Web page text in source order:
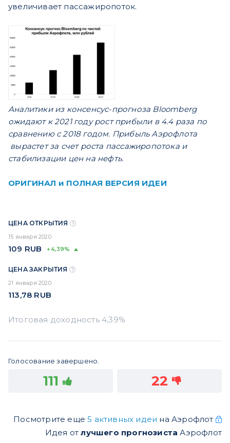
увеличивает пассажиропоток.
Аналитики из консенсус-прогноза Bloomberg
ожидают к 2021 году рост прибыли в 4.4 раза по
сравнению с 2018 годом. Прибыль Аэрофлота
вырастет за счет роста пассажиропотока и
стабилизации цен на нефть.
ОРИГИНАЛ и ПОЛНАЯ ВЕРСИЯ ИДЕИ
ЦЕНА ОТКРЫТИЯ
15 января 2020
109 RUB +4,39%
ЦЕНА ЗАКРЫТИЯ
21 января 2020
113,78 RUB
Голосование завершено.
111 22
Посмотрите еще5 активных идеи на Аэрофлот
Идея отлучшего прогнозиста Аэрофлот